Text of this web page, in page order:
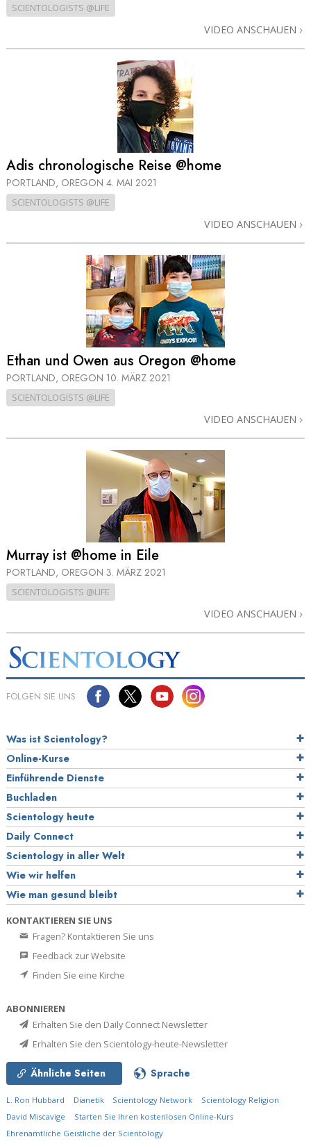
SCIENTOLOGISTS @LIFE
VIDEO ANSCHAUEN
Adis chronolo­gische Reise @home
PORTLAND, OREGON 4. MAI 2021
SCIENTOLOGISTS @LIFE
VIDEO ANSCHAUEN
Ethan und Owen aus Oregon @home
PORTLAND, OREGON 10. MÄRZ 2021
SCIENTOLOGISTS @LIFE
VIDEO ANSCHAUEN
Murray ist @home in Eile
PORTLAND, OREGON 3. MÄRZ 2021
SCIENTOLOGISTS @LIFE
VIDEO ANSCHAUEN
FOLGEN SIE UNS
Was ist Scientology?
Online-Kurse
Einführende Dienste
Buchladen
Scientology heute
Daily Connect
Scientology in aller Welt
Wie wir helfen
Wie man gesund bleibt
KONTAKTIEREN SIE UNS
Fragen? Kontaktieren Sie uns
Feedback zur Website
Finden Sie eine Kirche
ABONNIEREN
Erhalten Sie den Daily Connect Newsletter
Erhalten Sie den Scientology-heute-Newsletter
Ähnliche Seiten Sprache
L. Ron Hubbard Dianetik Scientology Network
Scientology Religion
David Miscavige
Starten Sie Ihren kostenlosen Online-Kurs
Ehrenamtliche Geistliche der Scientology